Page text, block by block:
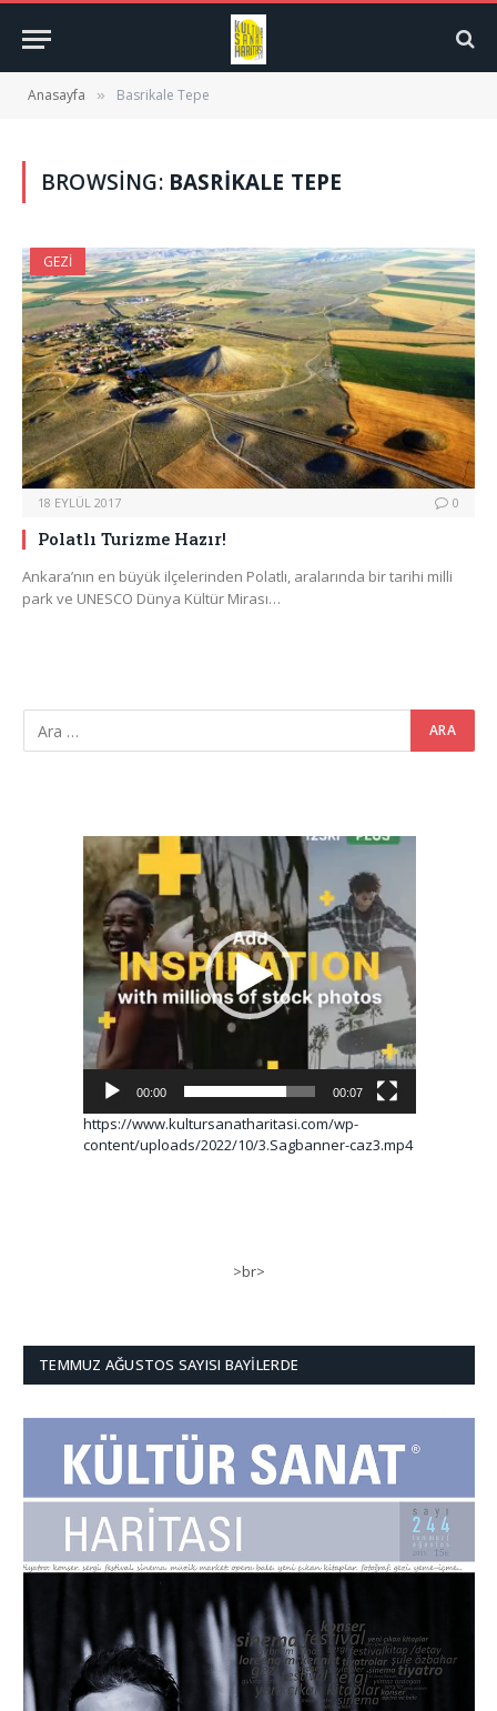
Anasayfa » Basrikale Tepe
BROWSING: BASRIKALE TEPE
GEZI
18 EYLÜL 2017 0
Polatlı Turizme Hazır!
Ankara’nın en büyük ilçelerinden Polatlı, aralarında bir tarihi milli
park ve UNESCO Dünya Kültür Mirası…
Video
oynatıcı
00:00 00:07
https://www.kultursanatharitasi.com/wp-
content/uploads/2022/10/3.Sagbanner-caz3.mp4
>br>
TEMMUZ AĞUSTOS SAYISI BAYILERDE